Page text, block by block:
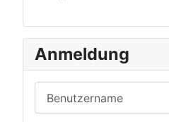
Anmeldung